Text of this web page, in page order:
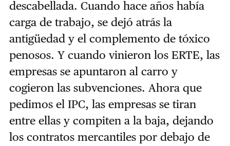
descabellada. Cuando hace años había
carga de trabajo, se dejó atrás la
antigüedad y el complemento de tóxico
penosos. Y cuando vinieron los ERTE, las
empresas se apuntaron al carro y
cogieron las subvenciones. Ahora que
pedimos el IPC, las empresas se tiran
entre ellas y compiten a la baja, dejando
los contratos mercantiles por debajo de